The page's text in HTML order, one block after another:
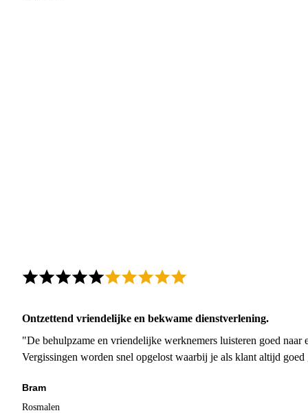
Ontzettend vriendelijke en bekwame dienstverlening.
"De behulpzame en vriendelijke werknemers luisteren goed naar
Vergissingen worden snel opgelost waarbij je als klant altijd
Bram
Rosmalen